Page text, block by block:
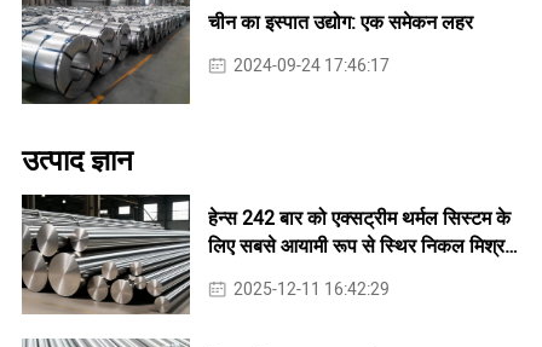
चीन का इस्पात उद्योग: एक समेकन लहर
2024-09-24 17:46:17
उत्पाद ज्ञान
हेन्स 242 बार को एक्सट्रीम थर्मल सिस्टम के
लिए सबसे आयामी रूप से स्थिर निकल मिश्र
धातु में से एक क्यों माना जाता है?
2025-12-11 16:42:29